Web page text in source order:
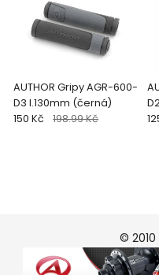
AUTHOR Gripy AGR-600-
D3 l.130mm (černá)
150 Kč 198.99 Kč
© 2010